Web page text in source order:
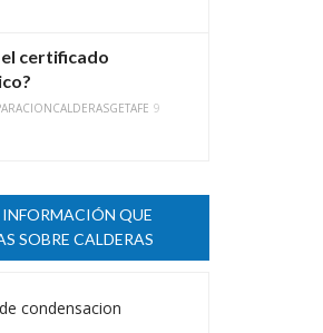
el certificado
9
QUE
SOBRE CALDERAS
condensacion